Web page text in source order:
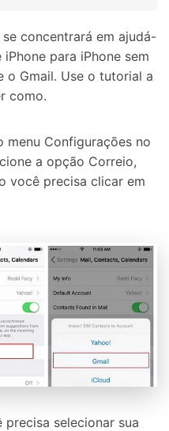
concentrará em ajudá-
para iPhone sem
o Gmail. Use o tutorial a
como.
menu Configurações no
a opção Correio,
você precisa clicar em
selecionar sua